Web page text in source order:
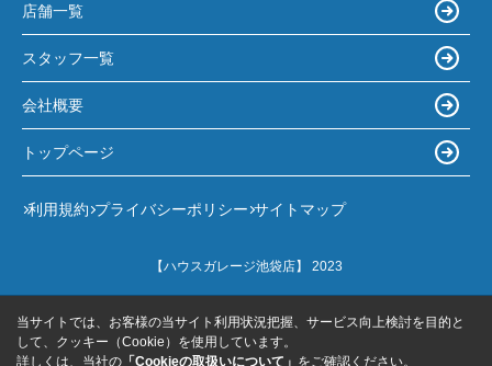
店舗一覧
スタッフ一覧
会社概要
トップページ
利用規約 プライバシーポリシー サイトマップ
【ハウスガレージ池袋店】 2023
当サイトでは、お客様の当サイト利用状況把握、サービス向上検討を目的と
して、クッキー（Cookie）を使用しています。
詳しくは、当社の 「Cookieの取扱いについて」 をご確認ください。